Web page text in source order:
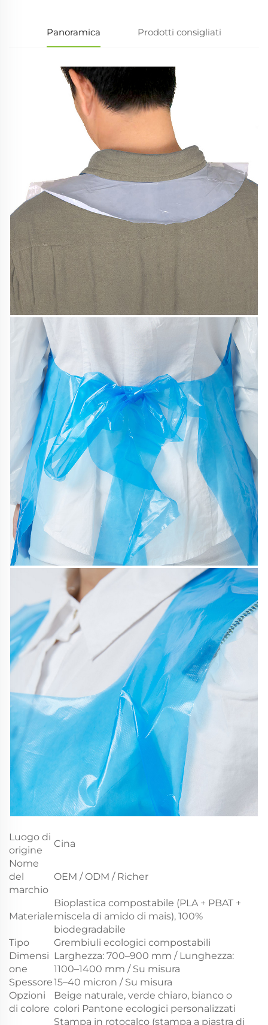
Panoramica Prodotti consigliati
Luogo di
origine
Cina
Nome
del
marchio
OEM / ODM / Richer
Materiale
Bioplastica compostabile (PLA + PBAT +
miscela di amido di mais), 100%
biodegradabile
Tipo
Grembiuli ecologici compostabili
Dimensi
one
Larghezza: 700–900 mm / Lunghezza:
1100–1400 mm / Su misura
Spessore15–40 micron / Su misura
Opzioni
di colore
Beige naturale, verde chiaro, bianco o
colori Pantone ecologici personalizzati
Stampa in rotocalco (stampa a piastra di